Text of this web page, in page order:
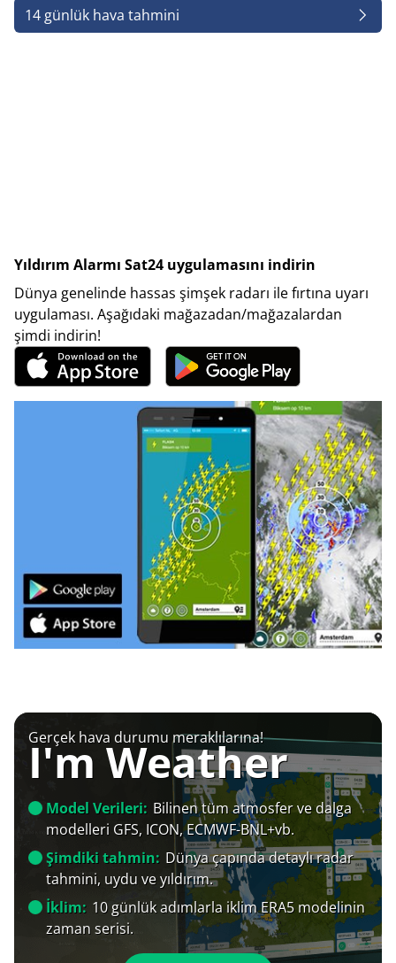
14 günlük hava tahmini
Yıldırım Alarmı Sat24 uygulamasını indirin
Dünya genelinde hassas şimşek radarı ile fırtına uyarı
uygulaması. Aşağıdaki mağazadan/mağazalardan
şimdi indirin!
Gerçek hava durumu meraklılarına!
I'm Weather
Model Verileri: Bilinen tüm atmosfer ve dalga
modelleri GFS, ICON, ECMWF-BNL+vb.
Şimdiki tahmin: Dünya çapında detaylı radar
tahmini, uydu ve yıldırım.
İklim: 10 günlük adımlarla iklim ERA5 modelinin
zaman serisi.